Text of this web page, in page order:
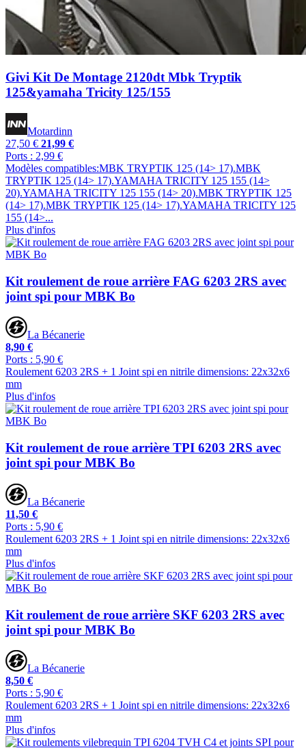
Givi Kit De Montage 2120dt Mbk Tryptik
125&yamaha Tricity 125/155
Motardinn
27,50 € 21,99 €
Ports : 2,99 €
Modèles compatibles:MBK TRYPTIK 125 (14> 17).MBK
TRYPTIK 125 (14> 17).YAMAHA TRICITY 125 155 (14>
20).YAMAHA TRICITY 125 155 (14> 20).MBK TRYPTIK 125
(14> 17).MBK TRYPTIK 125 (14> 17).YAMAHA TRICITY 125
155 (14>...
Plus d'infos
Kit roulement de roue arrière FAG 6203 2RS avec
joint spi pour MBK Bo
La Bécanerie
8,90 €
Ports : 5,90 €
Roulement 6203 2RS + 1 Joint spi en nitrile dimensions: 22x32x6
mm
Plus d'infos
Kit roulement de roue arrière TPI 6203 2RS avec
joint spi pour MBK Bo
La Bécanerie
11,50 €
Ports : 5,90 €
Roulement 6203 2RS + 1 Joint spi en nitrile dimensions: 22x32x6
mm
Plus d'infos
Kit roulement de roue arrière SKF 6203 2RS avec
joint spi pour MBK Bo
La Bécanerie
8,50 €
Ports : 5,90 €
Roulement 6203 2RS + 1 Joint spi en nitrile dimensions: 22x32x6
mm
Plus d'infos